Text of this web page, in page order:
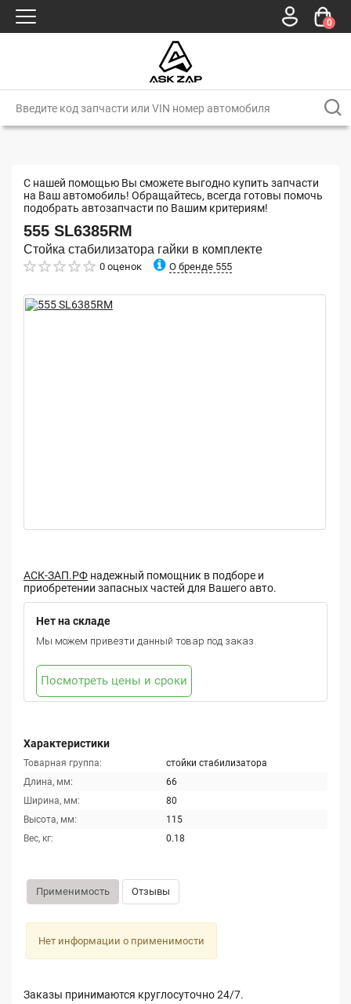
0
С нашей помощью Вы сможете выгодно купить запчасти
на Ваш автомобиль! Обращайтесь, всегда готовы помочь
подобрать автозапчасти по Вашим критериям!
555 SL6385RM
Стойка стабилизатора гайки в комплекте
0 оценок О бренде 555
АСК-ЗАП.РФ надежный помощник в подборе и
приобретении запасных частей для Вашего авто.
Характеристики
Товарная группа:
стойки стабилизатора
Длина, мм:
66
Ширина, мм:
80
Высота, мм:
115
Вес, кг:
0.18
Нет на складе
Мы можем привезти данный товар под заказ.
Посмотреть цены и сроки
Применимость Отзывы
Нет информации о применимости
Заказы принимаются круглосуточно 24/7.